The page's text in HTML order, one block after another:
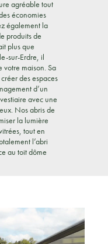
agréable tout
économies
également la
produits de
plus que
sur-Erdre, il
votre maison. Sa
des espaces
d’un
avec une
Nos abris de
la lumière
tout en
l’abri
au toit dôme